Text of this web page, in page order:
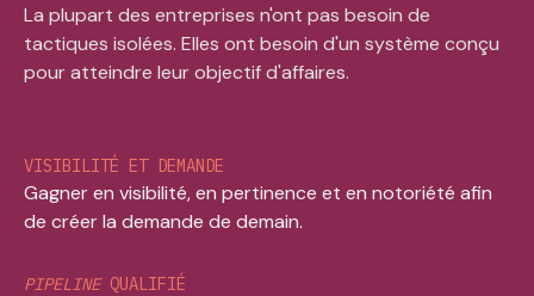
La plupart des entreprises n'ont pas besoin de
tactiques isolées. Elles ont besoin d'un système conçu
pour atteindre leur objectif d'affaires.
VISIBILITÉ ET DEMANDE
Gagner en visibilité, en pertinence et en notoriété afin
de créer la demande de demain.
PIPELINEQUALIFIÉ